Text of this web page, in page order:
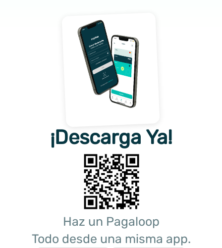
¡Descarga Ya!
Haz un Pagaloop
Todo desde una misma app.